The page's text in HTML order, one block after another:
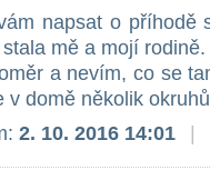
napsat o příhodě
mě a mojí
a nevím, co se
v domě několik
2. 10. 2016 14:01